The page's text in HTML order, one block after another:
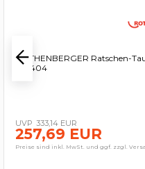
ROTHENBERGER Ratschen-
222404
333,14 EUR
257,69 EUR
Preise sind inkl. MwSt. und ggf. zzgl.